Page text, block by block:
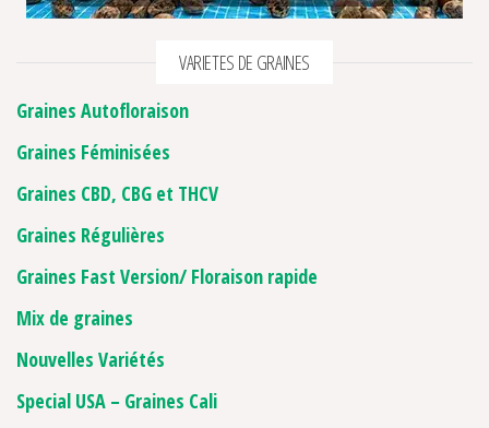
VARIETES DE GRAINES
Graines Autofloraison
Graines Féminisées
Graines CBD, CBG et THCV
Graines Régulières
Graines Fast Version/ Floraison rapide
Mix de graines
Nouvelles Variétés
Special USA – Graines Cali